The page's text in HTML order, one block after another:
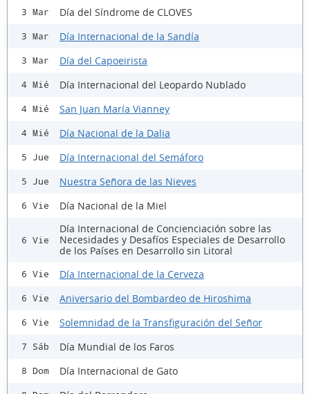
3 Mar Día del Síndrome de CLOVES
3 Mar Día Internacional de la Sandía
3 Mar Día del Capoeirista
4 Mié Día Internacional del Leopardo Nublado
4 Mié San Juan María Vianney
4 Mié Día Nacional de la Dalia
5 Jue Día Internacional del Semáforo
5 Jue Nuestra Señora de las Nieves
6 Vie Día Nacional de la Miel
6 Vie
Día Internacional de Concienciación sobre las
Necesidades y Desafíos Especiales de Desarrollo
de los Países en Desarrollo sin Litoral
6 Vie Día Internacional de la Cerveza
6 Vie Aniversario del Bombardeo de Hiroshima
6 Vie Solemnidad de la Transfiguración del Señor
7 Sáb Día Mundial de los Faros
8 Dom Día Internacional de Gato